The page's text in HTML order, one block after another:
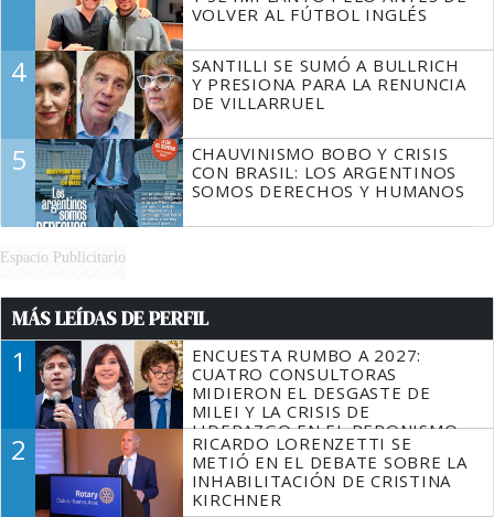
VOLVER AL FÚTBOL INGLÉS
4
SANTILLI SE SUMÓ A BULLRICH
Y PRESIONA PARA LA RENUNCIA
DE VILLARRUEL
5
CHAUVINISMO BOBO Y CRISIS
CON BRASIL: LOS ARGENTINOS
SOMOS DERECHOS Y HUMANOS
Espacio Publicitario
MÁS LEÍDAS DE PERFIL
1
ENCUESTA RUMBO A 2027:
CUATRO CONSULTORAS
MIDIERON EL DESGASTE DE
MILEI Y LA CRISIS DE
LIDERAZGO EN EL PERONISMO
2
RICARDO LORENZETTI SE
METIÓ EN EL DEBATE SOBRE LA
INHABILITACIÓN DE CRISTINA
KIRCHNER